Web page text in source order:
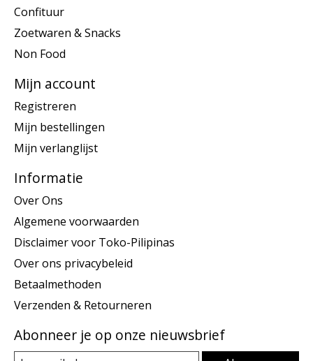
Confituur
Zoetwaren & Snacks
Non Food
Mijn account
Registreren
Mijn bestellingen
Mijn verlanglijst
Informatie
Over Ons
Algemene voorwaarden
Disclaimer voor Toko-Pilipinas
Over ons privacybeleid
Betaalmethoden
Verzenden & Retourneren
Abonneer je op onze nieuwsbrief